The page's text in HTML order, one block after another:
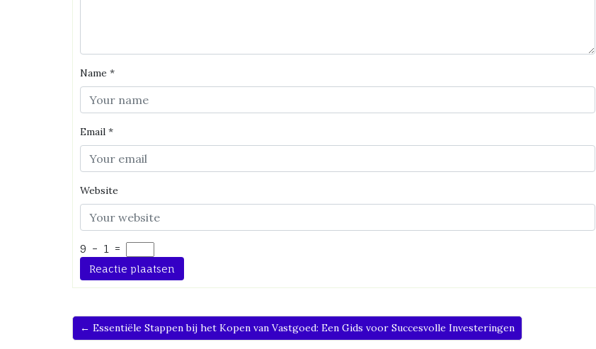
Name *
Email *
Website
9 − 1 =
← Essentiële Stappen bij het Kopen van Vastgoed: Een Gids voor Succesvolle Investeringen